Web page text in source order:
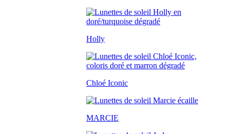
Holly
Chloé Iconic
MARCIE